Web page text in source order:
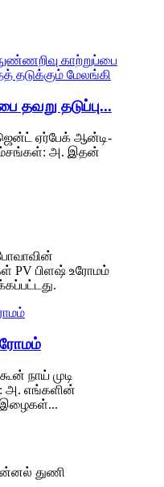
தவறு தடுப்பு...
ஏர்பேக் ஆன்டி-
அ. இதன்
PV பிளஷ் உரோமம்
நாய் முடி
அ. எங்களின்